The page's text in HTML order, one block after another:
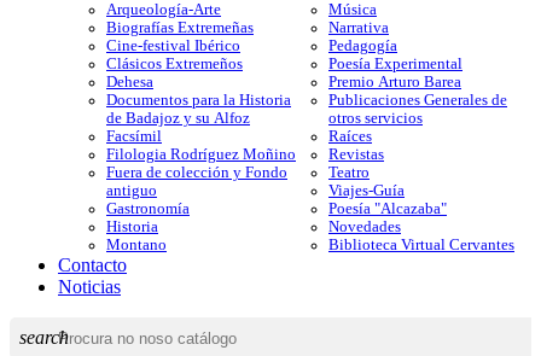
Arqueología-Arte
Biografías Extremeñas
Cine-festival Ibérico
Clásicos Extremeños
Dehesa
Documentos para la Historia
de Badajoz y su Alfoz
Facsímil
Filologia Rodríguez Moñino
Fuera de colección y Fondo
antiguo
Gastronomía
Historia
Montano
Música
Narrativa
Pedagogía
Poesía Experimental
Premio Arturo Barea
Publicaciones Generales de
otros servicios
Raíces
Revistas
Teatro
Viajes-Guía
Poesía "Alcazaba"
Novedades
Biblioteca Virtual Cervantes
Contacto
Noticias
search